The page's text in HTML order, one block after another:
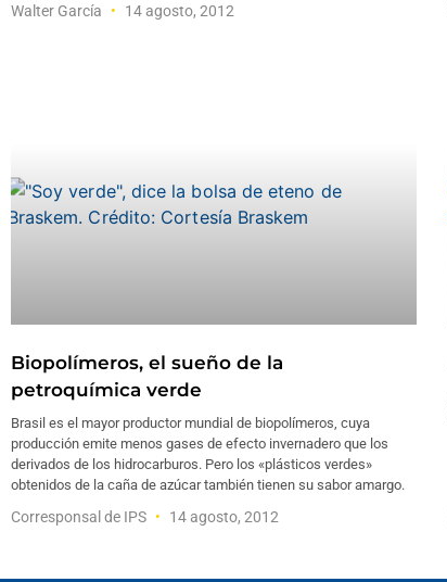
Walter García 14 agosto, 2012
Biopolímeros, el sueño de la
petroquímica verde
Brasil es el mayor productor mundial de biopolímeros, cuya
producción emite menos gases de efecto invernadero que los
derivados de los hidrocarburos. Pero los «plásticos verdes»
obtenidos de la caña de azúcar también tienen su sabor amargo.
Corresponsal de IPS 14 agosto, 2012